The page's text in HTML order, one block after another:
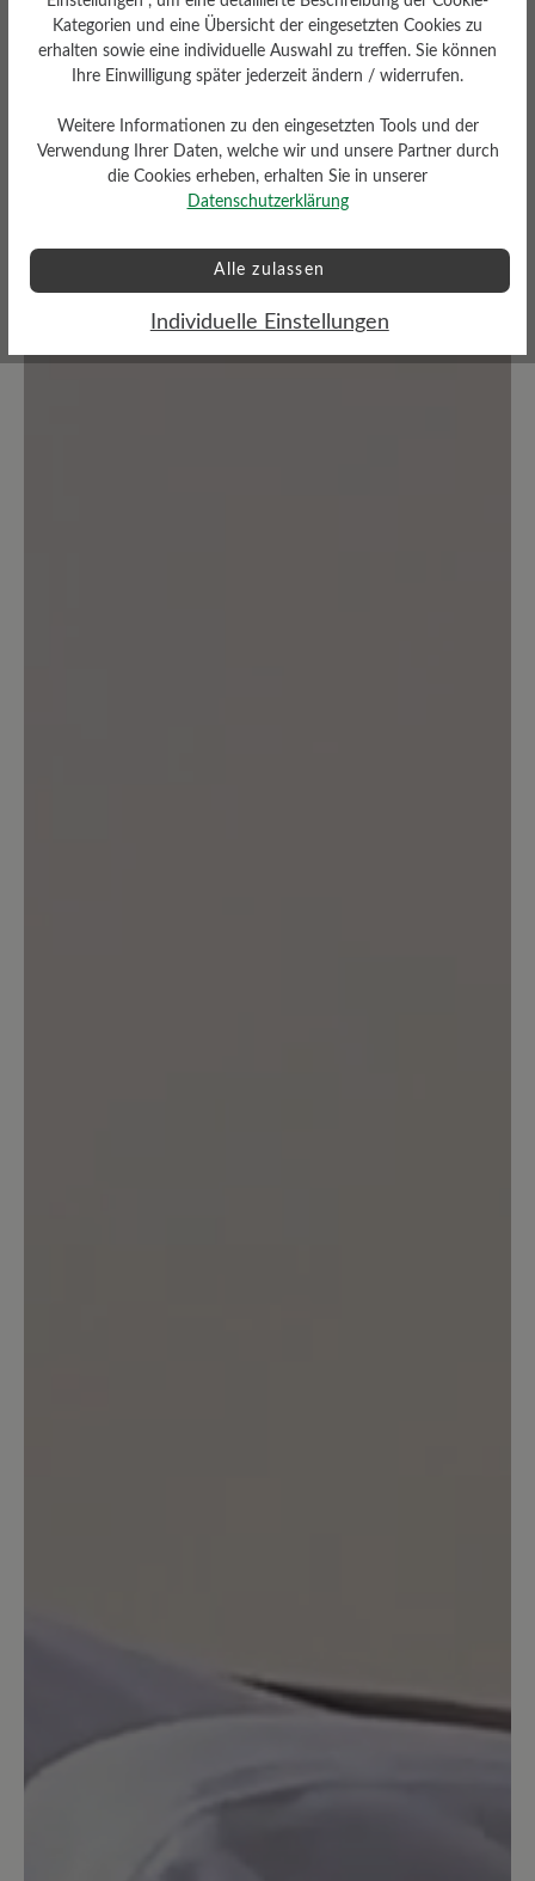
Bewerten Sie dieses Produkt!
Teilen Sie Ihre Erfahrungen mit anderen
Kunden.
Bewertung schreiben
Keine Bewertungen gefunden. Teilen Sie Ihre Erfahrungen
Kategorien und eine Übersicht der eingesetzten Cookies zu
erhalten sowie eine individuelle Auswahl zu treffen. Sie können
Ihre Einwilligung später jederzeit ändern / widerrufen.
Weitere Informationen zu den eingesetzten Tools und der
Verwendung Ihrer Daten, welche wir und unsere Partner durch
die Cookies erheben, erhalten Sie in unserer
Datenschutzerklärung
Alle zulassen
Individuelle Einstellungen